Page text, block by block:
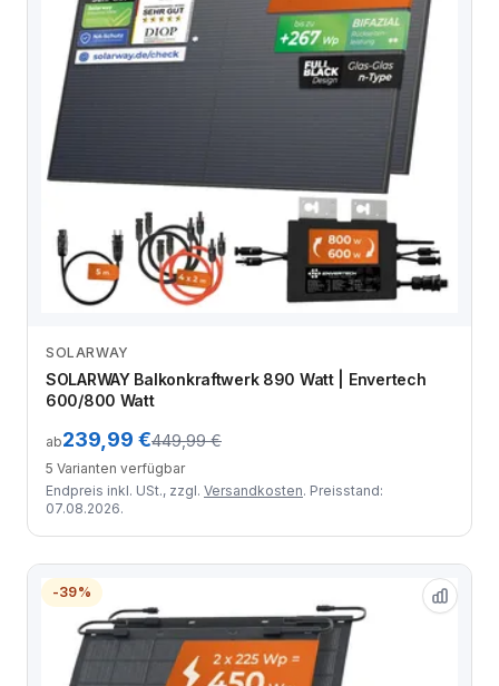
SOLARWAY
SOLARWAY Balkonkraftwerk 890 Watt | Envertech
600/800 Watt
ab239,99 €449,99 €
5 Varianten verfügbar
Endpreis inkl. USt., zzgl. Versandkosten. Preisstand:
07.08.2026.
-39%